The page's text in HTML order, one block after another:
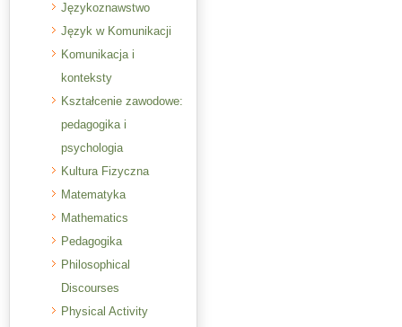
Językoznawstwo
Język w Komunikacji
Komunikacja i
konteksty
Kształcenie zawodowe:
pedagogika i
psychologia
Kultura Fizyczna
Matematyka
Mathematics
Pedagogika
Philosophical
Discourses
Physical Activity